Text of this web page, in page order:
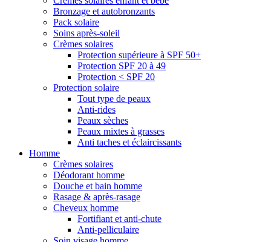
Bronzage et autobronzants
Pack solaire
Soins après-soleil
Crèmes solaires
Protection supérieure à SPF 50+
Protection SPF 20 à 49
Protection < SPF 20
Protection solaire
Tout type de peaux
Anti-rides
Peaux sèches
Peaux mixtes à grasses
Anti taches et éclaircissants
Homme
Crèmes solaires
Déodorant homme
Douche et bain homme
Rasage & après-rasage
Cheveux homme
Fortifiant et anti-chute
Anti-pelliculaire